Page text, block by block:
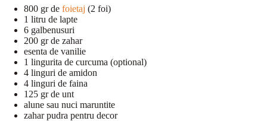
800 gr de foietaj (2 foi)
1 litru de lapte
6 galbenusuri
200 gr de zahar
esenta de vanilie
1 lingurita de curcuma (optional)
4 linguri de amidon
4 linguri de faina
125 gr de unt
alune sau nuci maruntite
zahar pudra pentru decor